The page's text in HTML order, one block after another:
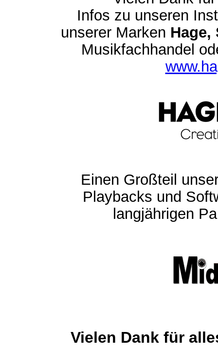
Infos zu unseren
unserer Marken Hage,
Musikfachhandel
Einen Großteil
Playbacks und
langjährigen
Vielen Dank für